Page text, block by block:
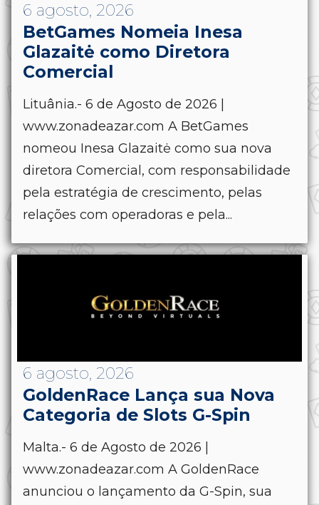
6 agosto, 2026
BetGames Nomeia Inesa
Glazaitė como Diretora
Comercial
Lituânia.- 6 de Agosto de 2026 |
www.zonadeazar.com A BetGames
nomeou Inesa Glazaitė como sua nova
diretora Comercial, com responsabilidade
pela estratégia de crescimento, pelas
relações com operadoras e pela...
6 agosto, 2026
GoldenRace Lança sua Nova
Categoria de Slots G-Spin
Malta.- 6 de Agosto de 2026 |
www.zonadeazar.com A GoldenRace
anunciou o lançamento da G-Spin, sua